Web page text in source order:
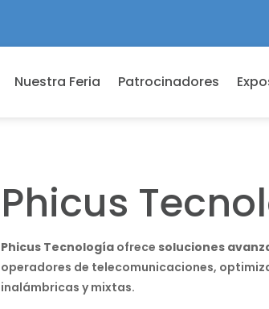
Nuestra Feria Patrocinadores
Phicus
Phicus Tecnologíaofrece soluciones
operadores de telecomunicaciones,
inalámbricas y mixtas.